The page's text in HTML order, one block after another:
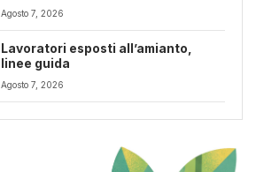
Agosto 7, 2026
Lavoratori esposti all’amianto,
linee guida
Agosto 7, 2026